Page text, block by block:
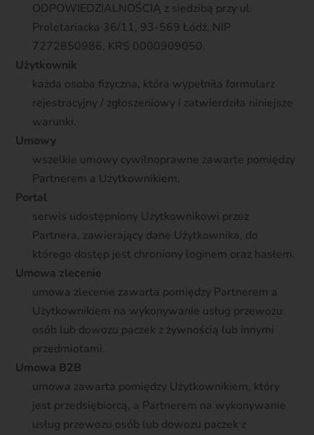
ODPOWIEDZIALNOŚCIĄ z siedzibą przy ul.
Proletariacka 36/11, 93-569 Łódź, NIP
7272850986, KRS 0000909050.
Użytkownik
każda osoba fizyczna, która wypełniła formularz
rejestracyjny / zgłoszeniowy i zatwierdziła niniejsze
warunki.
Umowy
wszelkie umowy cywilnoprawne zawarte pomiędzy
Partnerem a Użytkownikiem.
Portal
serwis udostępniony Użytkownikowi przez
Partnera, zawierający dane Użytkownika, do
którego dostęp jest chroniony loginem oraz hasłem.
Umowa zlecenie
umowa zlecenie zawarta pomiędzy Partnerem a
Użytkownikiem na wykonywanie usług przewozu
osób lub dowozu paczek z żywnością lub innymi
przedmiotami.
Umowa B2B
umowa zawarta pomiędzy Użytkownikiem, który
jest przedsiębiorcą, a Partnerem na wykonywanie
usług przewozu osób lub dowozu paczek z